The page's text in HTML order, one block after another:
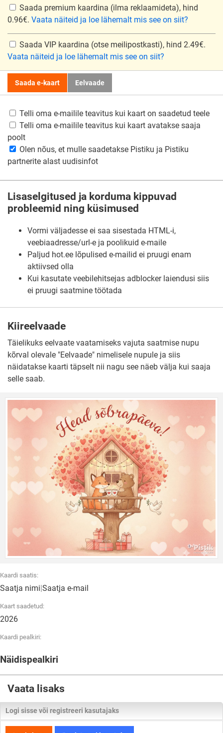
Saada premium kaardina (ilma reklaamideta), hind
0.96€. Vaata näiteid ja loe lähemalt mis see on siit?
Saada VIP kaardina (otse meilipostkasti), hind 2.49€.
Vaata näiteid ja loe lähemalt mis see on siit?
Saada e-kaart Eelvaade
Telli oma e-mailile teavitus kui kaart on saadetud teele
Telli oma e-mailile teavitus kui kaart avatakse saaja
poolt
Olen nõus, et mulle saadetakse Pistiku ja Pistiku
partnerite alast uudisinfot
Lisaselgitused ja korduma kippuvad
probleemid ning küsimused
Vormi väljadesse ei saa sisestada HTML-i,
veebiaadresse/url-e ja poolikuid e-maile
Paljud hot.ee lõpulised e-mailid ei pruugi enam
aktiivsed olla
Kui kasutate veebilehitsejas adblocker laiendusi siis
ei pruugi saatmine töötada
Kiireelvaade
Täielikuks eelvaate vaatamiseks vajuta saatmise nupu
kõrval olevale "Eelvaade" nimelisele nupule ja siis
näidatakse kaarti täpselt nii nagu see näeb välja kui saaja
selle saab.
Kaardi saatis:
Saatja nimi|Saatja e-mail
Kaart saadetud:
2026
Kaardi pealkiri:
Näidispealkiri
Vaata lisaks
Logi sisse või registreeri kasutajaks